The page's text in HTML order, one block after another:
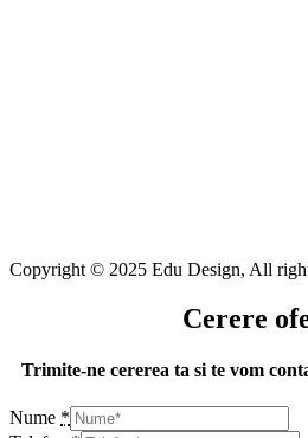
Copyright © 2025 Edu Design, All
Cerere
Trimite-ne cererea ta si te vom
Nume *